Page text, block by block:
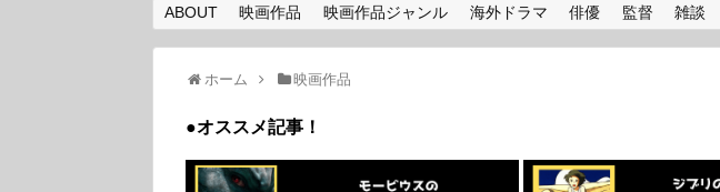
ABOUT 映画作品 映画作品ジャンル 海外ドラマ 俳優 監督 雑談
ホーム 映画作品
●オススメ記事！